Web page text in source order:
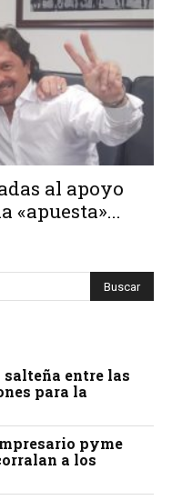
al apoyo
«apuesta»...
salteña entre las
para la
pyme
a los